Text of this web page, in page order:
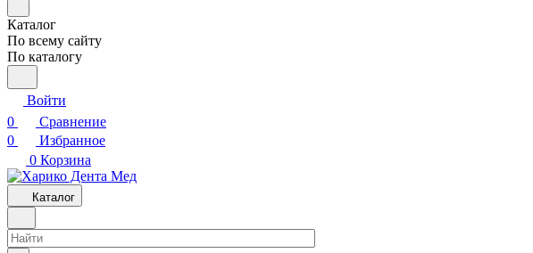
Каталог
По всему сайту
По каталогу
Войти
0
Сравнение
0
Избранное
0 Корзина
Каталог